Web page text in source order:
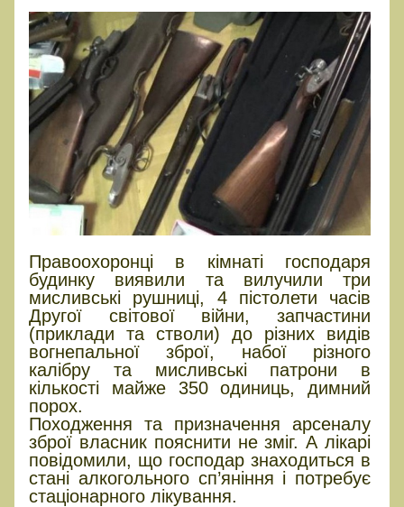
Правоохоронці в кімнаті господаря
будинку виявили та вилучили три
мисливські рушниці, 4 пістолети часів
Другої світової війни, запчастини
(приклади та стволи) до різних видів
вогнепальної зброї, набої різного
калібру та мисливські патрони в
кількості майже 350 одиниць, димний
порох.
Походження та призначення арсеналу
зброї власник пояснити не зміг. А лікарі
повідомили, що господар знаходиться в
стані алкогольного сп’яніння і потребує
стаціонарного лікування.